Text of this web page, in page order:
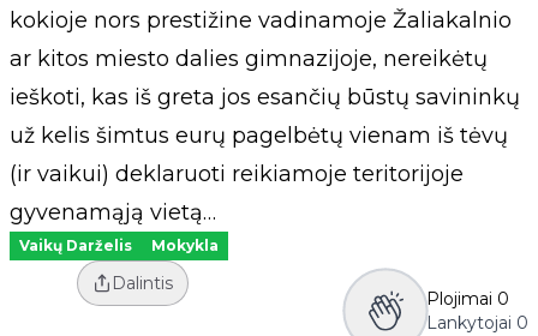
kokioje nors prestižine vadinamoje Žaliakalnio
ar kitos miesto dalies gimnazijoje, nereikėtų
ieškoti, kas iš greta jos esančių būstų savininkų
už kelis šimtus eurų pagelbėtų vienam iš tėvų
(ir vaikui) deklaruoti reikiamoje teritorijoje
gyvenamąją vietą…
Vaikų Darželis Mokykla
Dalintis
Plojimai 0
Lankytojai 0